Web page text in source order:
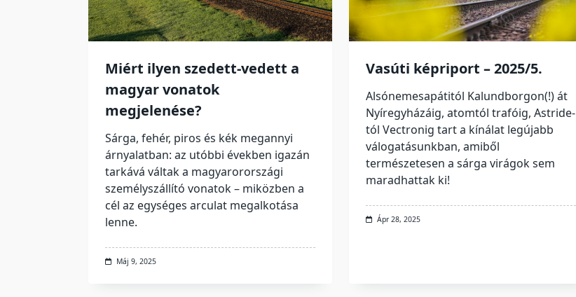
Miért ilyen szedett-vedett a
magyar vonatok
megjelenése?
Sárga, fehér, piros és kék megannyi
árnyalatban: az utóbbi években igazán
tarkává váltak a magyarorországi
személyszállító vonatok – miközben a
cél az egységes arculat megalkotása
lenne.
Máj 9, 2025
Vasúti képriport – 2025/5.
Alsónemesapátitól Kalundborgon(!) át
Nyíregyházáig, atomtól trafóig, Astride-
tól Vectronig tart a kínálat legújabb
válogatásunkban, amiből
természetesen a sárga virágok sem
maradhattak ki!
Ápr 28, 2025